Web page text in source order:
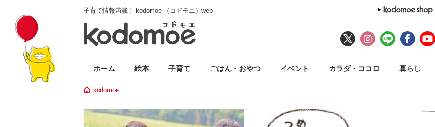
子育て情報満載！ kodomoe （コドモエ）web
ホーム 絵本 子育て ごはん・おやつ イベント カラダ・ココロ 暮らし
kodomoe